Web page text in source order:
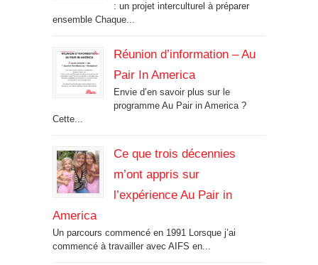
: un projet interculturel à préparer
ensemble Chaque...
Réunion d’information – Au
Pair In America
Envie d’en savoir plus sur le
programme Au Pair in America ?
Cette...
Ce que trois décennies
m’ont appris sur
l’expérience Au Pair in
America
Un parcours commencé en 1991 Lorsque j’ai
commencé à travailler avec AIFS en...